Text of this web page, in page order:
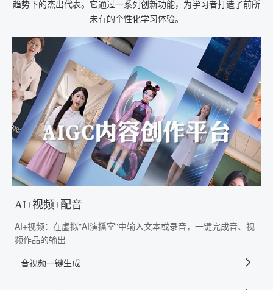
趋势下的杰出代表。它通过一系列创新功能，为学习者打造了前所
未有的个性化学习体验。
AI+视频+配音
AI+视频：在虚拟"AI演播室"中输入文本或录音，一键完成音、视
频作品的输出
音视频一键生成